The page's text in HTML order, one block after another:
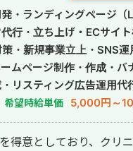
・ランディングページ（
行・立ち上げ・ECサイ
・新規事業立上・SNS
ムページ制作・作成・バ
リスティング広告運用代
・動画制作・動画編集・
希望時給単価 5,000円～
得意としており、クリ